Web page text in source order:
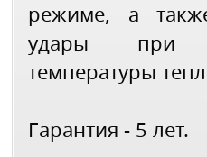
режиме, а
удары при
температуры
Гарантия - 5 лет.